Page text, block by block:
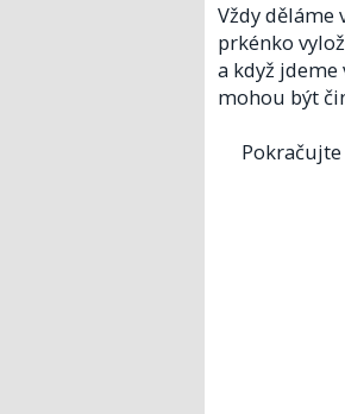
Vždy děláme
prkénko
a když jdeme
mohou být